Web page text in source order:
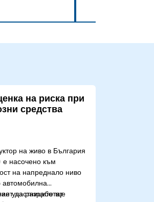
на риска при
средства
на живо в България
насочено към
на напреднало ниво
да разработят
участниците ще